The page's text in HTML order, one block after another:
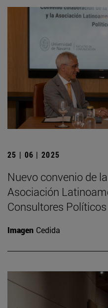
25 | 06 | 2025
Nuevo convenio de
Asociación
Consultores Políticos
Imagen Cedida